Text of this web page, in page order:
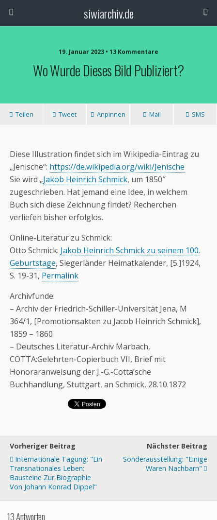
siwiarchiv.de
19. Januar 2023 • 13 Kommentare
Wo Wurde Dieses Bild Publiziert?
Teilen Tweet Anpinnen Mail SMS
Diese Illustration findet sich im Wikipedia-Eintrag zu
„Jenische“: https://de.wikipedia.org/wiki/Jenische
Sie wird „Jakob Heinrich Schmick, um 1850″
zugeschrieben. Hat jemand eine Idee, in welchem
Buch sich diese Zeichnung findet? Recherchen
verliefen bisher erfolglos.
Online-Literatur zu Schmick:
Otto Schmick: Jakob Heinrich Schmick zu seinem 100.
Geburtstage, Siegerländer Heimatkalender, [5.]1924,
S. 19-31, Permalink
Archivfunde:
– Archiv der Friedrich-Schiller-Universität Jena, M
364/1, [Promotionsakten zu Jacob Heinrich Schmick],
1859 – 1860
– Deutsches Literatur-Archiv Marbach,
COTTA:Gelehrten-Copierbuch VII, Brief mit
Honoraranweisung der J.-G.-Cotta’sche
Buchhandlung, Stuttgart, an Schmick, 28.10.1872
Vorheriger Beitrag
Internationale Tagung: "Ein
Transnationales Leben:
Bausteine Zur Biographie
Von Johann Konrad Dippel"
Nächster Beitrag
Sonderausstellung: "Einige
Waren Nachbarn"
13 Antworten